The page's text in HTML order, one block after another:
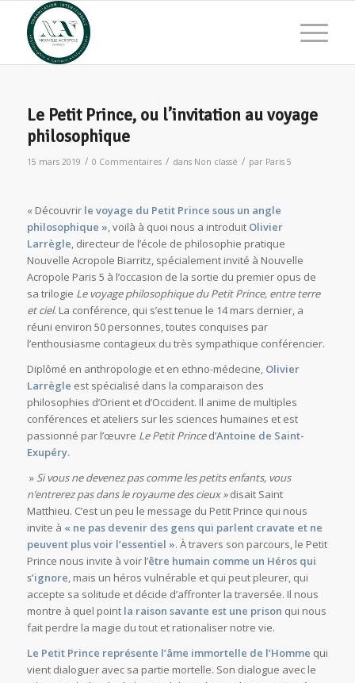
Le Petit Prince, ou l’invitation au voyage
philosophique
15 mars 2019 / 0 Commentaires / dans Non classé / par Paris 5
« Découvrir le voyage du Petit Prince sous un angle
philosophique », voilà à quoi nous a introduit Olivier
Larrègle, directeur de l’école de philosophie pratique
Nouvelle Acropole Biarritz, spécialement invité à Nouvelle
Acropole Paris 5 à l’occasion de la sortie du premier opus de
sa trilogie Le voyage philosophique du Petit Prince, entre terre
et ciel. La conférence, qui s’est tenue le 14 mars dernier, a
réuni environ 50 personnes, toutes conquises par
l’enthousiasme contagieux du très sympathique conférencier.
Diplômé en anthropologie et en ethno-médecine, Olivier
Larrègle est spécialisé dans la comparaison des
philosophies d’Orient et d’Occident. Il anime de multiples
conférences et ateliers sur les sciences humaines et est
passionné par l’œuvre Le Petit Princed’Antoine de Saint-
Exupéry.
» Si vous ne devenez pas comme les petits enfants, vous
n’entrerez pas dans le royaume des cieux »disait Saint
Matthieu. C’est un peu le message du Petit Prince qui nous
invite à « ne pas devenir des gens qui parlent cravate et ne
peuvent plus voir l’essentiel ». À travers son parcours, le Petit
Prince nous invite à voir l’être humain comme un Héros qui
s’ignore, mais un héros vulnérable et qui peut pleurer, qui
accepte sa solitude et décide d’affronter la traversée. Il nous
montre à quel pointla raison savante est une prison qui nous
fait perdre la magie du tout et rationaliser notre vie.
Le Petit Prince représente l’âme immortelle de l’Homme qui
vient dialoguer avec sa partie mortelle. Son dialogue avec le